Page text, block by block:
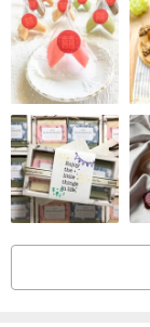
商品規格：
■ 主商品：馬克杯 x
■ 材質：陶器
■ 尺寸：每個 φ9.6
■ 重量：每個 230 g
■ 容量：每個 310ml
■ 產地：日本製造 •
■ FDA審核證號：
■ 本公司已投保富